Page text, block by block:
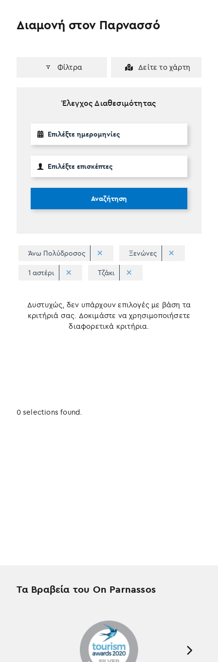
Φίλτρα Δείτε το χάρτη
Διαμονή στον Παρνασσό
Έλεγχος Διαθεσιμότητας
Αναζήτηση
Άνω Πολύδροσος Ξενώνες
1 αστέρι Τζάκι
Δυστυχώς, δεν υπάρχουν επιλογές με βάση τα
κριτήριά σας. Δοκιμάστε να χρησιμοποιήσετε
διαφορετικά κριτήρια.
0 selections found.
Τα Βραβεία του On Parnassos